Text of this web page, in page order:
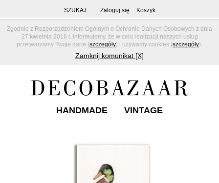
Zgodnie z Rozporządzeniem Ogólnym o Ochronie Danych Osobowych z dnia
27 kwietnia 2016 r. informujemy, że w celu realizacji naszych usług
przetwarzamy Twoje dane (szczegóły) i używamy cookies (szczegóły).
Zamknij komunikat [X]
SZUKAJ Zaloguj się Koszyk
HANDMADE VINTAGE